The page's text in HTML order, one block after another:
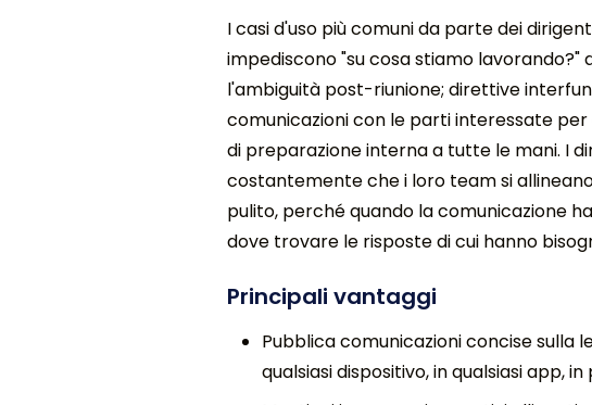
I casi d'uso più comuni da parte dei
impediscono "su cosa stiamo
l'ambiguità post-riunione; direttive
comunicazioni con le parti interessate
di preparazione interna a tutte le mani. I
costantemente che i loro team si
pulito, perché quando la comunicazione
dove trovare le risposte di cui hanno
Principali vantaggi
Pubblica comunicazioni concise sulla
qualsiasi dispositivo, in qualsiasi app,